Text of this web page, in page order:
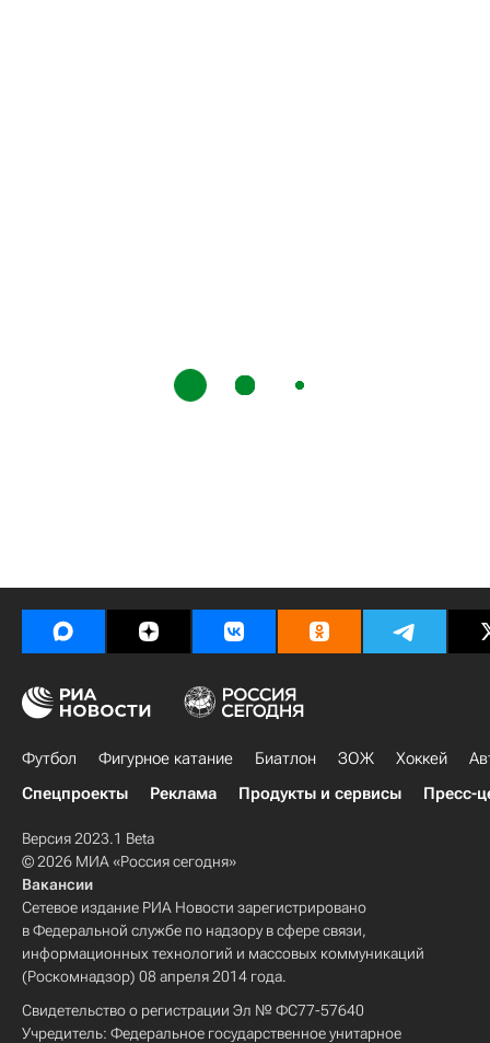
Футбол Фигурное катание Биатлон ЗОЖ Хоккей
Спецпроекты
Реклама Продукты и сервисы Пресс-
Версия 2023.1 Beta
© 2026 МИА «Россия сегодня»
Вакансии
Сетевое издание РИА Новости зарегистрировано
в Федеральной службе по надзору в сфере связи,
информационных технологий и массовых коммуникаций
(Роскомнадзор) 08 апреля 2014 года.
Свидетельство о регистрации Эл № ФС77-57640
Учредитель: Федеральное государственное унитарное